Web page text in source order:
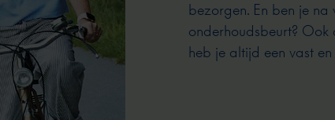
bezorgen. En ben je
onderhoudsbeurt? Ook
heb je altijd een vast